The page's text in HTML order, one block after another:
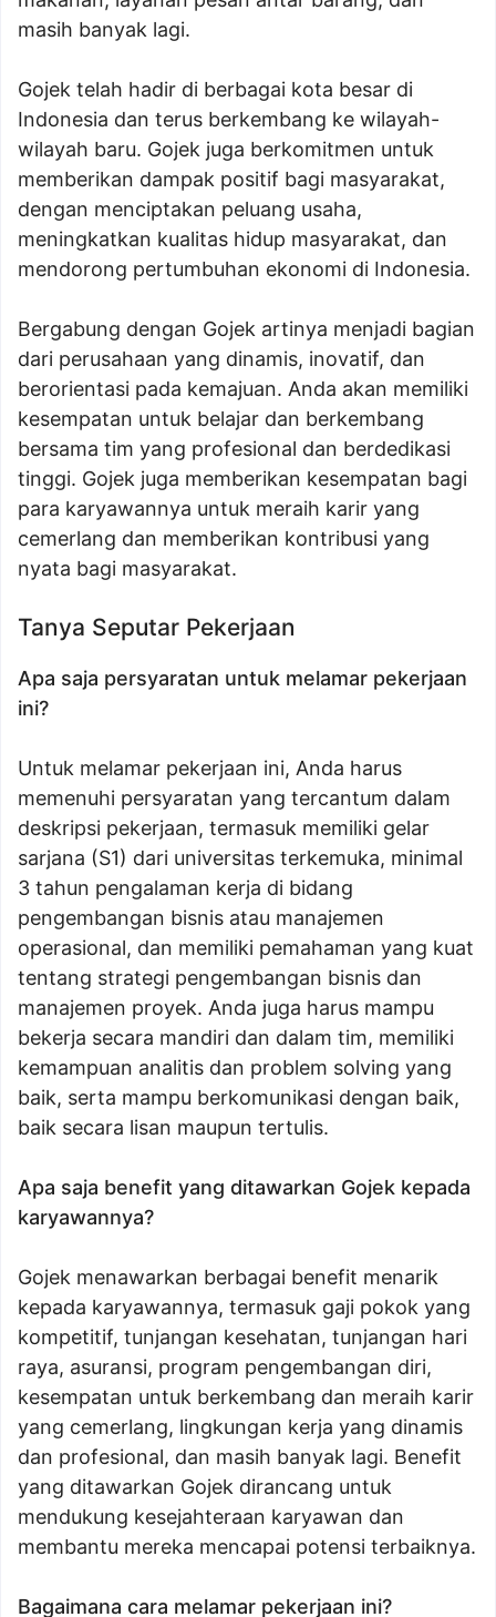
masih banyak lagi.
Gojek telah hadir di berbagai kota besar di
Indonesia dan terus berkembang ke wilayah-
wilayah baru. Gojek juga berkomitmen untuk
memberikan dampak positif bagi masyarakat,
dengan menciptakan peluang usaha,
meningkatkan kualitas hidup masyarakat, dan
mendorong pertumbuhan ekonomi di Indonesia.
Bergabung dengan Gojek artinya menjadi bagian
dari perusahaan yang dinamis, inovatif, dan
berorientasi pada kemajuan. Anda akan memiliki
kesempatan untuk belajar dan berkembang
bersama tim yang profesional dan berdedikasi
tinggi. Gojek juga memberikan kesempatan bagi
para karyawannya untuk meraih karir yang
cemerlang dan memberikan kontribusi yang
nyata bagi masyarakat.
Tanya Seputar Pekerjaan
Apa saja persyaratan untuk melamar pekerjaan
ini?
Untuk melamar pekerjaan ini, Anda harus
memenuhi persyaratan yang tercantum dalam
deskripsi pekerjaan, termasuk memiliki gelar
sarjana (S1) dari universitas terkemuka, minimal
3 tahun pengalaman kerja di bidang
pengembangan bisnis atau manajemen
operasional, dan memiliki pemahaman yang kuat
tentang strategi pengembangan bisnis dan
manajemen proyek. Anda juga harus mampu
bekerja secara mandiri dan dalam tim, memiliki
kemampuan analitis dan problem solving yang
baik, serta mampu berkomunikasi dengan baik,
baik secara lisan maupun tertulis.
Apa saja benefit yang ditawarkan Gojek kepada
karyawannya?
Gojek menawarkan berbagai benefit menarik
kepada karyawannya, termasuk gaji pokok yang
kompetitif, tunjangan kesehatan, tunjangan hari
raya, asuransi, program pengembangan diri,
kesempatan untuk berkembang dan meraih karir
yang cemerlang, lingkungan kerja yang dinamis
dan profesional, dan masih banyak lagi. Benefit
yang ditawarkan Gojek dirancang untuk
mendukung kesejahteraan karyawan dan
membantu mereka mencapai potensi terbaiknya.
Bagaimana cara melamar pekerjaan ini?